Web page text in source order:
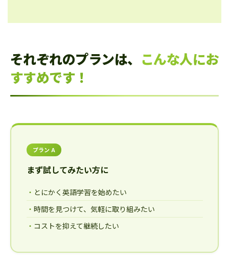
それぞれのプランは、 こんな人にお
すすめです！
プラン A
まず試してみたい方に
とにかく英語学習を始めたい
時間を見つけて、気軽に取り組みたい
コストを抑えて継続したい